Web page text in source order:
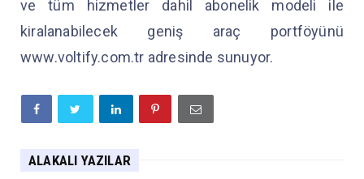
ve tüm hizmetler dahil abonelik modeli ile
kiralanabilecek geniş araç portföyünü
www.voltify.com.tr adresinde sunuyor.
ALAKALI YAZILAR